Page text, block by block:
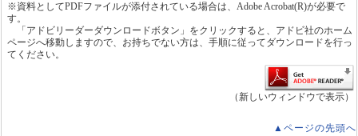
※資料としてPDFファイルが添付されている場合は、Adobe Acrobat(R)が必要で
す。
「アドビリーダーダウンロードボタン」をクリックすると、アドビ社のホーム
ページへ移動しますので、お持ちでない方は、手順に従ってダウンロードを行っ
てください。
（新しいウィンドウで表示）
▲ページの先頭へ